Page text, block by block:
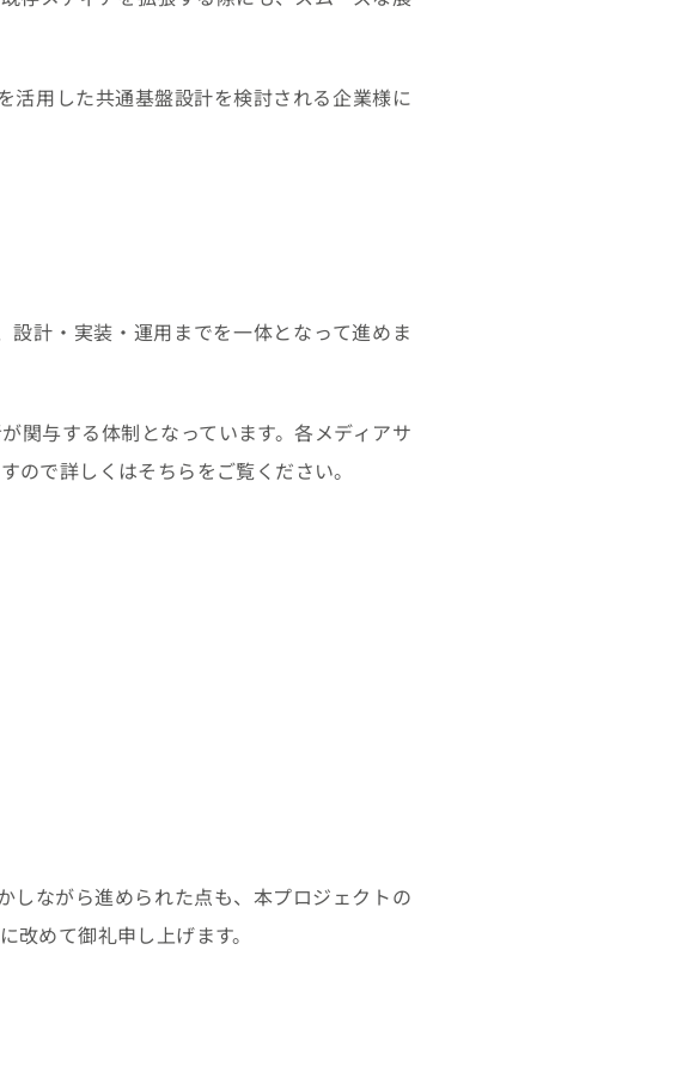
用した共通基盤設計を検討される企業様に
計・実装・運用までを一体となって進めま
関与する体制となっています。各メディアサ
で詳しくはそちらをご覧ください。
ながら進められた点も、本プロジェクトの
めて御礼申し上げます。